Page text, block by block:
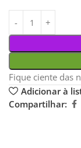
Fique ciente das
Adicionar à
Compartilhar: